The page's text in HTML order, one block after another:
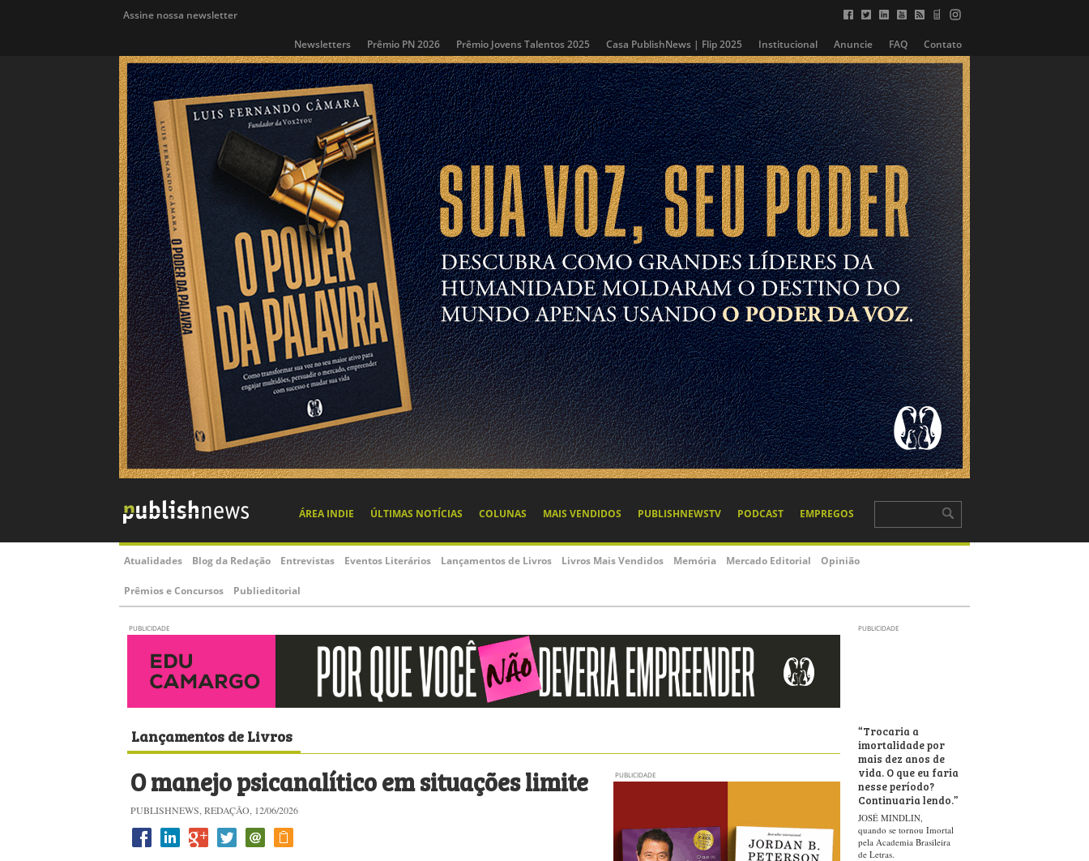
Assine nossa newsletter
Newsletters Prêmio PN 2026 Prêmio Jovens Talentos 2025 Casa PublishNews | Flip 2025 Institucional Anuncie FAQ Contato
ÁREA INDIE ÚLTIMAS NOTÍCIAS COLUNAS MAIS VENDIDOS PUBLISHNEWSTV PODCAST EMPREGOS
Atualidades Blog da Redação Entrevistas Eventos Literários Lançamentos de Livros Livros Mais Vendidos Memória Mercado Editorial Opinião
Prêmios e Concursos Publieditorial
PUBLICIDADE PUBLICIDADE
Lançamentos de Livros
O manejo psicanalítico em situações limite
PUBLISHNEWS, REDAÇÃO, 12/06/2026
PUBLICIDADE
“Trocaria a
imortalidade por
mais dez anos de
vida. O que eu faria
nesse período?
Continuaria lendo.”
JOSÉ MINDLIN,
quando se tornou Imortal
pela Academia Brasileira
de Letras.